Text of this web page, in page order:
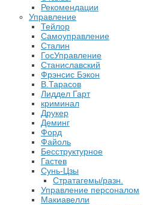
Рекомендации
Управление
Тейлор
Самоуправление
Сталин
ГосУправление
Станиславский
Фрэнсис Бэкон
В.Тарасов
Лиддел Гарт
криминал
Друкер
Деминг
Форд
Файоль
Бесструктурное
Гастев
Сунь-Цзы
Стратагемы/разн.
Управление персоналом
Макиавелли